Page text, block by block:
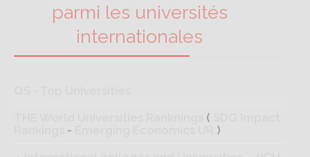
parmi les universités
internationales
(
-
)